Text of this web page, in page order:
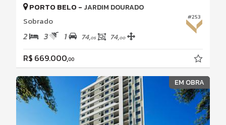
#253
PORTO BELO - JARDIM DOURADO
Sobrado
2 3 1 74,05 74,00
R$ 669.000,00
EM OBRA